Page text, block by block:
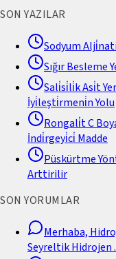
SON YAZILAR
Sodyum
Sığır Besleme
Sali̇si̇li̇k Asi̇t
İyi̇leşti̇rmeni̇n Yolu
Rongali̇t C
İndi̇rgeyi̇ci̇ Madde
Püskürtme
Arttirilir
SON YORUMLAR
Merhaba,
Seyreltik Hidrojen